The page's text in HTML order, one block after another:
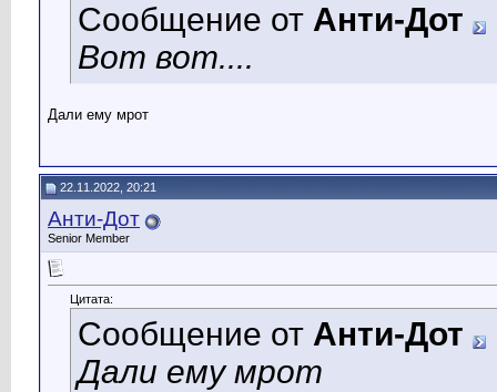
Сообщение от Анти-Дот
Вот вот....
Дали ему мрот
22.11.2022, 20:21
Анти-Дот
Senior Member
Цитата:
Сообщение от Анти-Дот
Дали ему мрот